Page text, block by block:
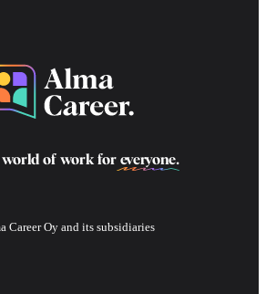
world of work for everyone.
Career Oy and its subsidiaries